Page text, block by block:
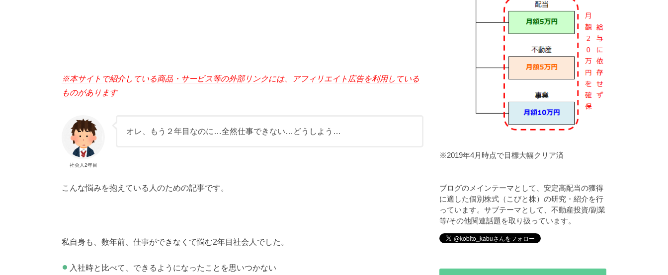
※本サイトで紹介している商品・サービス等の外部リンクには、アフィリエイト広告を利用している
ものがあります
社会人2年目
オレ、もう２年目なのに…全然仕事できない…どうしよう…
こんな悩みを抱えている人のための記事です。
私自身も、数年前、仕事ができなくて悩む2年目社会人でした。
入社時と比べて、できるようになったことを思いつかない
※2019年4月時点で目標大幅クリア済
ブログのメインテーマとして、安定高配当の獲得
に適した個別株式（こびと株）の研究・紹介を行
っています。サブテーマとして、不動産投資/副業
等/その他関連話題を取り扱っています。